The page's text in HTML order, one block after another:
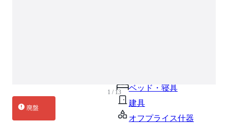
ベッド・寝具
建具
オフプライス什器
1 / 13
廃盤